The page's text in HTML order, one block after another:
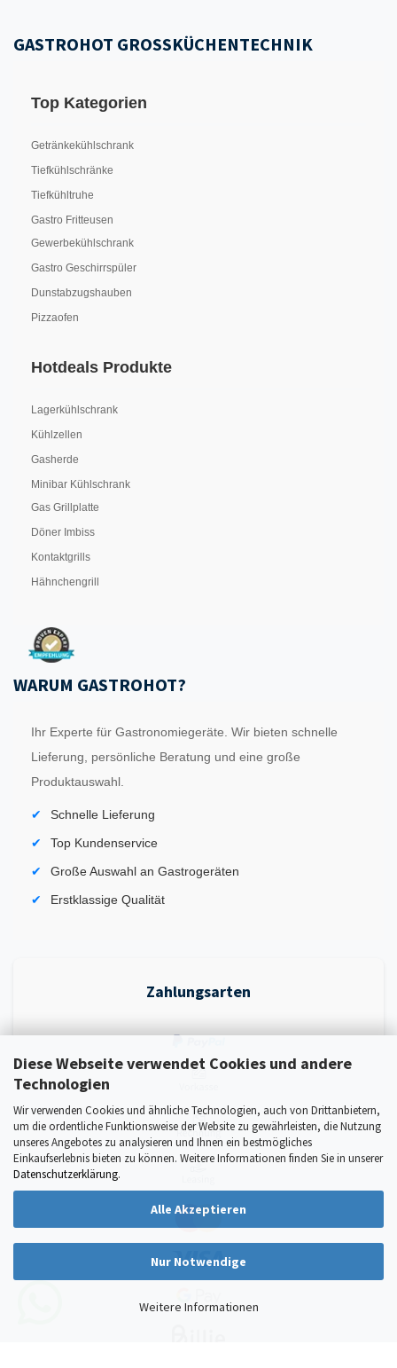
Diese Webseite verwendet Cookies und andere
Technologien
Wir verwenden Cookies und ähnliche Technologien, auch von Drittanbietern,
um die ordentliche Funktionsweise der Website zu gewährleisten, die Nutzung
unseres Angebotes zu analysieren und Ihnen ein bestmögliches
Einkaufserlebnis bieten zu können. Weitere Informationen finden Sie in unserer
Datenschutzerklärung.
Alle Akzeptieren
Nur Notwendige
Weitere Informationen
GASTROHOT GROSSKÜCHENTECHNIK
Top Kategorien
Getränkekühlschrank
Tiefkühlschränke
Tiefkühltruhe
Gastro Fritteusen
Gewerbekühlschrank
Gastro Geschirrspüler
Dunstabzugshauben
Pizzaofen
Hotdeals Produkte
Lagerkühlschrank
Kühlzellen
Gasherde
Minibar Kühlschrank
Gas Grillplatte
Döner Imbiss
Kontaktgrills
Hähnchengrill
WARUM GASTROHOT?
Ihr Experte für Gastronomiegeräte. Wir bieten schnelle
Lieferung, persönliche Beratung und eine große
Produktauswahl.
Schnelle Lieferung
Top Kundenservice
Große Auswahl an Gastrogeräten
Erstklassige Qualität
Zahlungsarten